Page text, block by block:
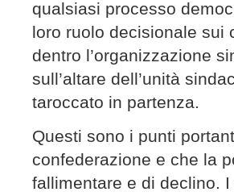
qualsiasi processo
loro ruolo decisionale sui
dentro l’organizzazione
sull’altare dell’unità
taroccato in partenza.
Questi sono i punti
confederazione e che la
fallimentare e di declino.